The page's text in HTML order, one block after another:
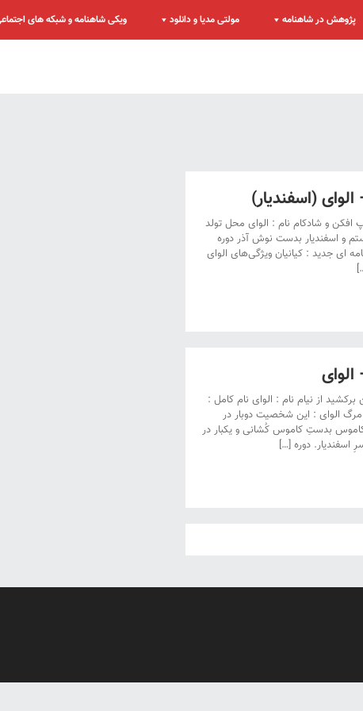
پژوهش در شاهنامه مولتی مدیا و دانلود ویکی شاهنامه و شبکه های
(اسفندیار)
افکن و شادکام نام : الوای محل تولد
و اسفندیار بدست نوش آذر دوره
ای جدید : کیانیان ویژگی‌های الوای
از نیام نام : الوای نام کامل :
مرگ الوای : این شخصیت دوبار در
بدستِ کاموس کُشانی و یکبار در
اسفندیار. دوره […]